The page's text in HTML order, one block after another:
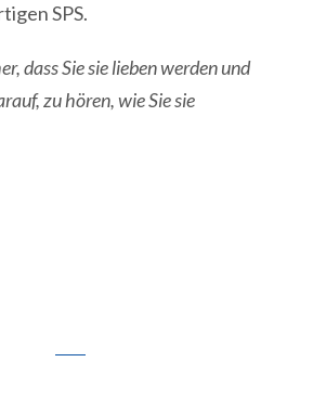
SPS.
dass Sie sie lieben werden und
zu hören, wie Sie sie